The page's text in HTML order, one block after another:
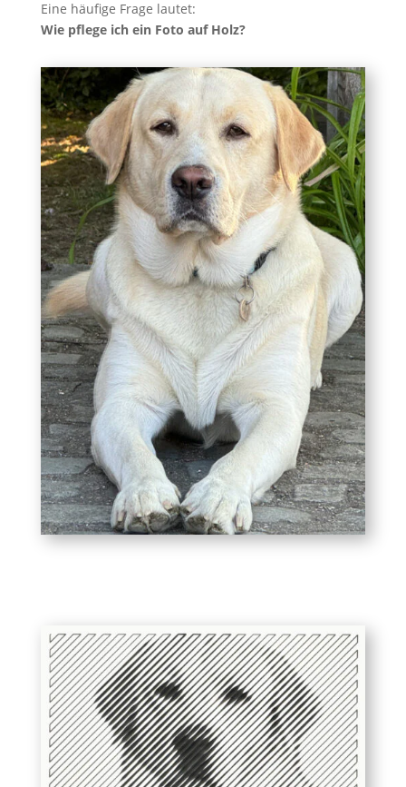
Eine häufige Frage lautet:
Wie pflege ich ein Foto auf Holz?